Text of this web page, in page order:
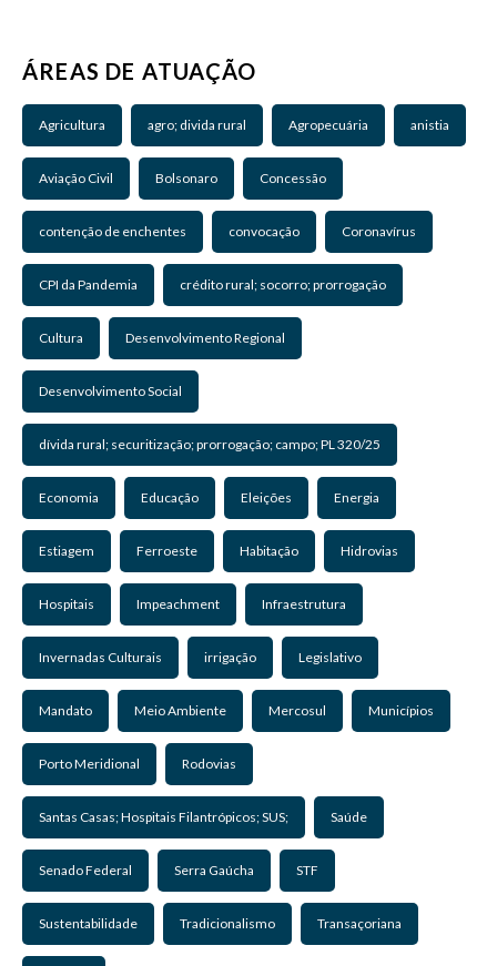
ÁREAS DE ATUAÇÃO
Agricultura agro; divida rural Agropecuária anistia
Aviação Civil Bolsonaro Concessão
contenção de enchentes convocação Coronavírus
CPI da Pandemia crédito rural; socorro; prorrogação
Cultura Desenvolvimento Regional
Desenvolvimento Social
dívida rural; securitização; prorrogação; campo; PL 320/25
Economia Educação Eleições Energia
Estiagem Ferroeste Habitação Hidrovias
Hospitais Impeachment Infraestrutura
Invernadas Culturais irrigação Legislativo
Mandato Meio Ambiente Mercosul Municípios
Porto Meridional Rodovias
Santas Casas; Hospitais Filantrópicos; SUS; Saúde
Senado Federal Serra Gaúcha STF
Sustentabilidade Tradicionalismo Transaçoriana